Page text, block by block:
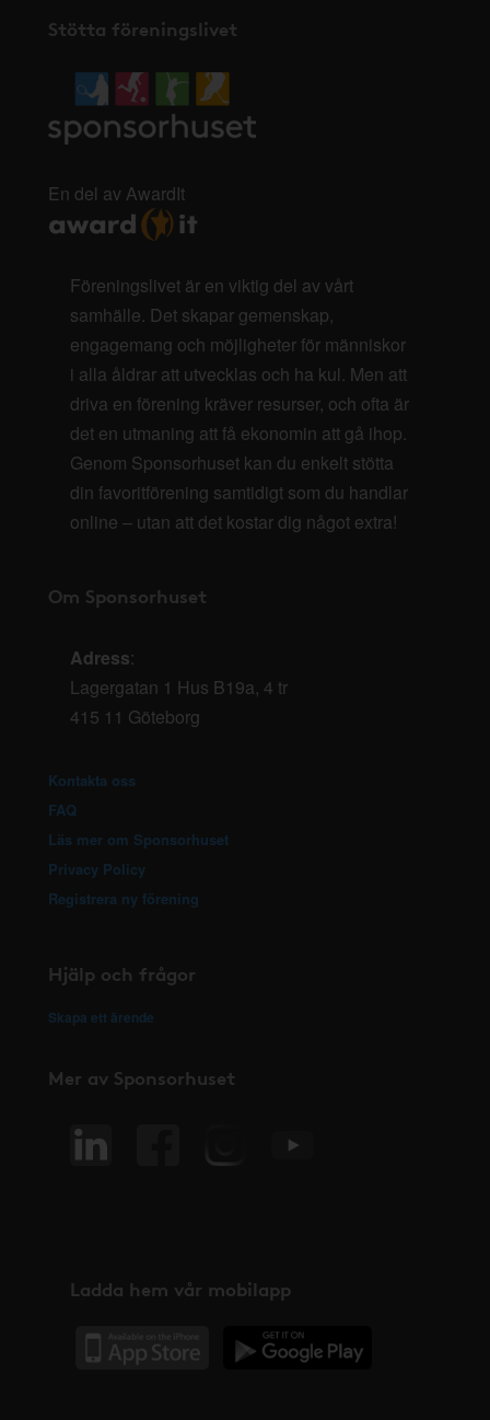
Stötta föreningslivet
En del av AwardIt
Föreningslivet är en viktig del av vårt
samhälle. Det skapar gemenskap,
engagemang och möjligheter för människor
i alla åldrar att utvecklas och ha kul. Men att
driva en förening kräver resurser, och ofta är
det en utmaning att få ekonomin att gå ihop.
Genom Sponsorhuset kan du enkelt stötta
din favoritförening samtidigt som du handlar
online – utan att det kostar dig något extra!
Om Sponsorhuset
Adress:
Lagergatan 1 Hus B19a, 4 tr
415 11 Göteborg
Kontakta oss
FAQ
Läs mer om Sponsorhuset
Privacy Policy
Registrera ny förening
Hjälp och frågor
Skapa ett ärende
Mer av Sponsorhuset
Ladda hem vår mobilapp